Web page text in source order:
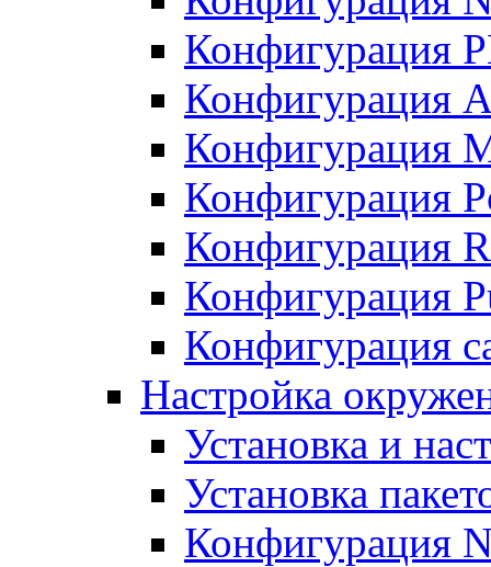
Конфигурация
Конфигурация
Конфигурация
Конфигурация
Конфигурация
Конфигурация
Конфигурация
Настройка
Установка и
Установка
Конфигурация